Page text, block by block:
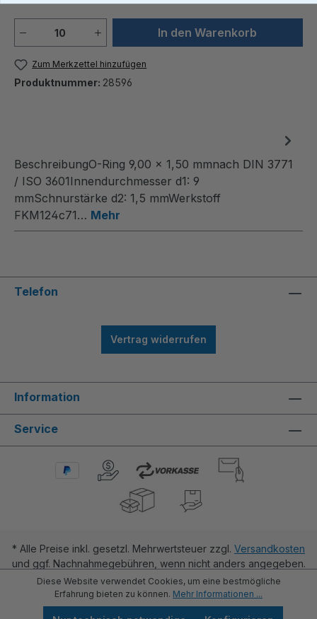
Produkt Anzahl: Gib denIn den Warenkorb
Zum Merkzettel hinzufügen
Produktnummer: 28596
BeschreibungO-Ring 9,00 x 1,50 mmnach DIN 3771
/ ISO 3601Innendurchmesser d1: 9
mmSchnurstärke d2: 1,5 mmWerkstoff
FKM124c71… Mehr
Telefon
Vertrag widerrufen
Information
Service
* Alle Preise inkl. gesetzl. Mehrwertsteuer zzgl. Versandkosten
und ggf. Nachnahmegebühren, wenn nicht anders angegeben.
Diese Website verwendet Cookies, um eine bestmögliche
Erfahrung bieten zu können. Mehr Informationen ...